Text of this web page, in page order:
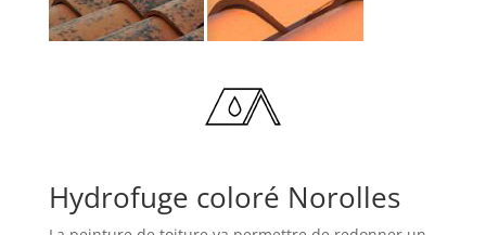
Hydrofuge coloré Norolles